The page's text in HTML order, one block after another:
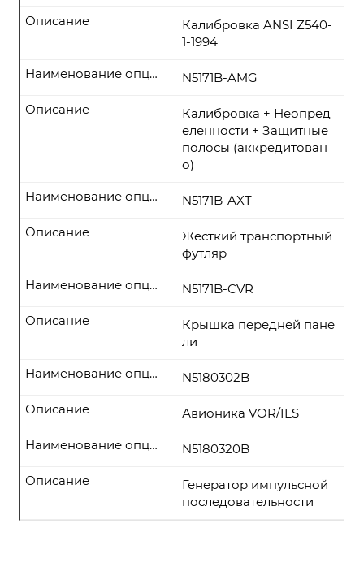
Калибровка ANSI Z540-
1-1994
Описание
N5171B-AMG
Наименование опции
Калибровка + Неопред
еленности + Защитные
полосы (аккредитован
о)
Описание
N5171B-AXT
Наименование опции
Жесткий транспортный
футляр
Описание
N5171B-CVR
Наименование опции
Крышка передней пане
ли
Описание
N5180302B
Наименование опции
Авионика VOR/ILS
Описание
N5180320B
Наименование опции
Генератор импульсной
последовательности
Описание